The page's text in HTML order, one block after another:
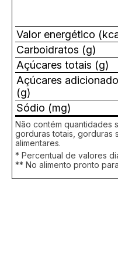
Valor energético
Carboidratos (g)
Açúcares totais (g)
Açúcares
(g)
Sódio (mg)
Não contém quantidades
gorduras totais, gorduras
alimentares.
* Percentual de valores
** No alimento pronto